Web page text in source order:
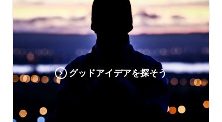
グッドアイデアを探そう